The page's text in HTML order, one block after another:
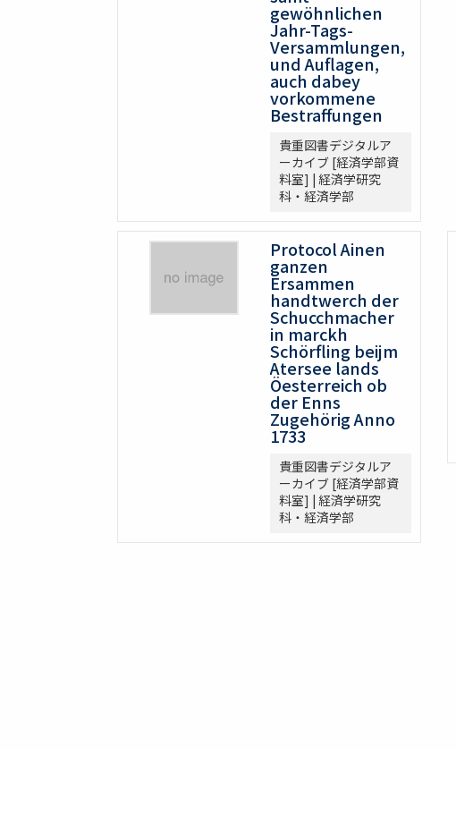
gewöhnlichen
Jahr-Tags-
Versammlungen,
und Auflagen,
auch dabey
vorkommene
Bestraffungen
貴重図書デジタルア
ーカイブ [経済学部資
料室] | 経済学研究
科・経済学部
Protocol Ainen
ganzen
Ersammen
handtwerch der
Schucchmacher
in marckh
Schörfling beijm
Atersee lands
Öesterreich ob
der Enns
Zugehörig Anno
1733
貴重図書デジタルア
ーカイブ [経済学部資
料室] | 経済学研究
科・経済学部